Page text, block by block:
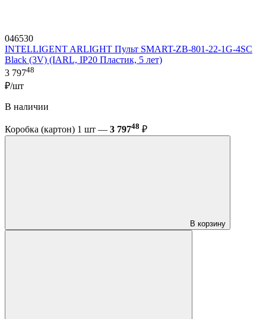
046530
INTELLIGENT ARLIGHT Пульт SMART-ZB-801-22-1G-4SC
Black (3V) (IARL, IP20 Пластик, 5 лет)
3 79748
₽/шт
В наличии
Коробка (картон) 1 шт — 3 79748 ₽
В корзину